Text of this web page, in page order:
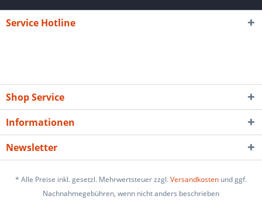
Service Hotline
Shop Service
Informationen
Newsletter
* Alle Preise inkl. gesetzl. Mehrwertsteuer zzgl.Versandkosten und ggf.
Nachnahmegebühren, wenn nicht anders beschrieben